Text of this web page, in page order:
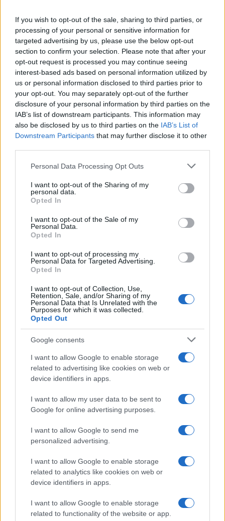
If you wish to opt-out of the sale, sharing to third parties, or
processing of your personal or sensitive information for
targeted advertising by us, please use the below opt-out
section to confirm your selection. Please note that after your
opt-out request is processed you may continue seeing
interest-based ads based on personal information utilized by
us or personal information disclosed to third parties prior to
your opt-out. You may separately opt-out of the further
disclosure of your personal information by third parties on the
IAB’s list of downstream participants. This information may
also be disclosed by us to third parties on the IAB’s List of
Downstream Participants that may further disclose it to other
Please note that this website/app uses one or more Google
not limited to your visit or usage behaviour. You may click to
grant or deny consent to Google and its third-party tags to
use your data for below specified purposes in below Google
consent section.
Personal Data Processing Opt Outs
I want to opt-out of the Sharing of my
personal data.
Opted In
I want to opt-out of the Sale of my
Personal Data.
Opted In
I want to opt-out of processing my
Personal Data for Targeted Advertising.
Opted In
I want to opt-out of Collection, Use,
Retention, Sale, and/or Sharing of my
Personal Data that Is Unrelated with the
Purposes for which it was collected.
Opted Out
Google consents
I want to allow Google to enable storage
related to advertising like cookies on web or
device identifiers in apps.
I want to allow my user data to be sent to
Google for online advertising purposes.
I want to allow Google to send me
personalized advertising.
I want to allow Google to enable storage
related to analytics like cookies on web or
device identifiers in apps.
I want to allow Google to enable storage
related to functionality of the website or app.
Ricevi le nostre ultime news
daGoogle News
Condividi l'articolo
F
a
ce
b
o
o
k
T
w
it
te
r
Pi
n
te
re
W
h
at
s
p
S
h
a
re
Prossimo articolo
NOTIZIE RECENTI
Le previsioni meteo per il weekend a Olbia e in
Gallura
Michelle Hunziker in Gallura, bella anche dal
vivo: un amico vip svela come fa
Calangianus, dopo le polemiche il centro
accoglienza minori chiude
Olbia, divieto di sosta contro spaccio e degrado:
esplode la protesta
Pausa caffè impeccabile: come scegliere la
soluzione ideale per la casa e l’ufficio
Monte Pino, la fine di un lungo dolore: storia e
rinascita della strada che segnò la Gallura
Raid nelle campagne di Berchidda, rischio per